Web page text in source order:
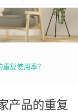
复使用率？
产品的重复